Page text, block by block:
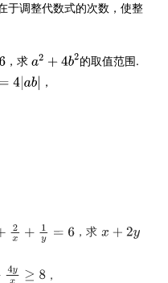
于调整代数式的次数，使整
，求
的取值范围.
，
，求
，